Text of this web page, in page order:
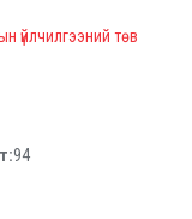
үйлчилгээний төв
94